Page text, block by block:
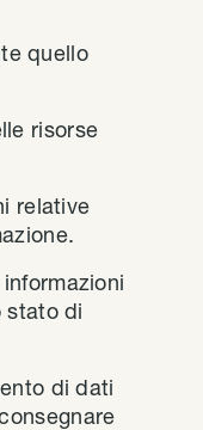
quello
risorse
relative
stato di
di dati